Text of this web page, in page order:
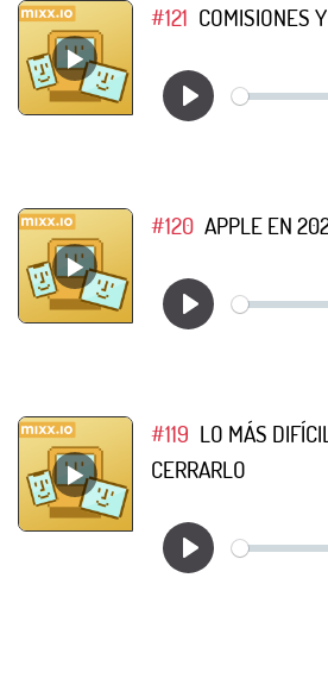
#121 COMISIONES
#120 APPLE EN
#119 LO MÁS
CERRARLO